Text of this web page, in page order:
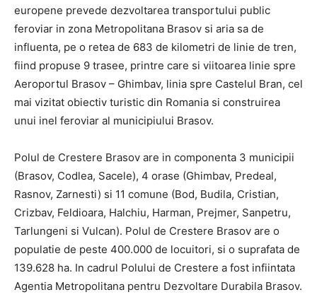
europene prevede dezvoltarea transportului public
feroviar in zona Metropolitana Brasov si aria sa de
influenta, pe o retea de 683 de kilometri de linie de tren,
fiind propuse 9 trasee, printre care si viitoarea linie spre
Aeroportul Brasov – Ghimbav, linia spre Castelul Bran, cel
mai vizitat obiectiv turistic din Romania si construirea
unui inel feroviar al municipiului Brasov.
Polul de Crestere Brasov are in componenta 3 municipii
(Brasov, Codlea, Sacele), 4 orase (Ghimbav, Predeal,
Rasnov, Zarnesti) si 11 comune (Bod, Budila, Cristian,
Crizbav, Feldioara, Halchiu, Harman, Prejmer, Sanpetru,
Tarlungeni si Vulcan). Polul de Crestere Brasov are o
populatie de peste 400.000 de locuitori, si o suprafata de
139.628 ha. In cadrul Polului de Crestere a fost infiintata
Agentia Metropolitana pentru Dezvoltare Durabila Brasov.